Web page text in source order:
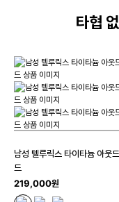
타협
남성 텔루릭스 타이타늄 아웃
드
219,000원